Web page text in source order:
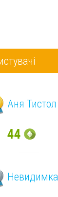
Аня Тистол
44
Невидимка